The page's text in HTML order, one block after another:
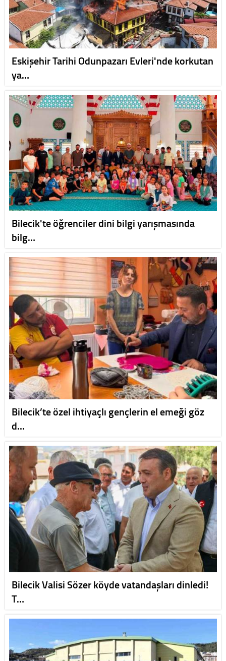
Eskişehir Tarihi Odunpazarı Evleri'nde korkutan
ya…
Bilecik'te öğrenciler dini bilgi yarışmasında
bilg…
Bilecik’te özel ihtiyaçlı gençlerin el emeği göz
d…
Bilecik Valisi Sözer köyde vatandaşları dinledi!
T…